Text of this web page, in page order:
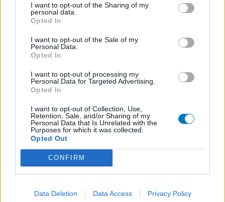
I want to opt-out of the Sharing of my
personal data.
Opted In
I want to opt-out of the Sale of my
Personal Data.
Opted In
I want to opt-out of processing my
Personal Data for Targeted Advertising.
Opted In
I want to opt-out of Collection, Use,
Retention, Sale, and/or Sharing of my
Personal Data that Is Unrelated with the
Purposes for which it was collected.
Opted Out
CONFIRM
Data Deletion Data Access Privacy Policy